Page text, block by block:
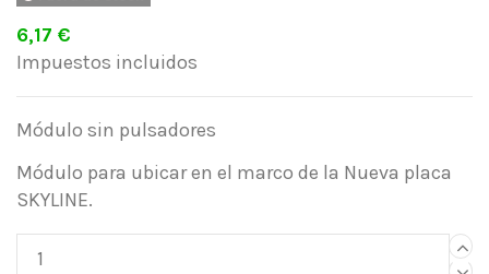
6,17 €
Impuestos incluidos
Módulo sin pulsadores
Módulo para ubicar en el marco de la Nueva placa
SKYLINE.